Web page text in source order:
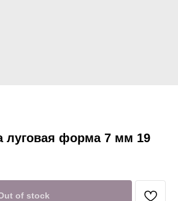
луговая форма 7 мм 19
of stock